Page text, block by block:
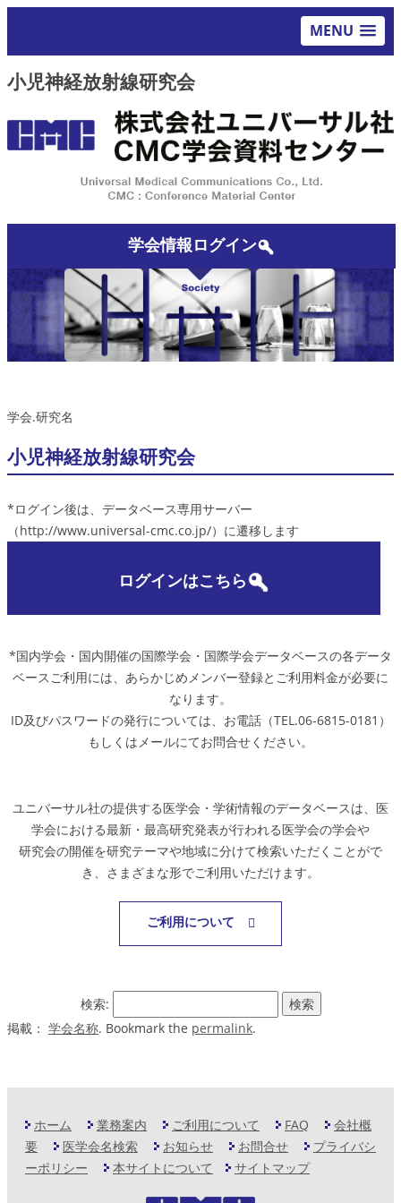
MENU
小児神経放射線研究会
学会情報ログイン
学会.研究名
小児神経放射線研究会
*ログイン後は、データベース専用サーバー
（http://www.universal-cmc.co.jp/）に遷移します
ログインはこちら
*国内学会・国内開催の国際学会・国際学会データベースの各データ
ベースご利用には、あらかじめメンバー登録とご利用料金が必要に
なります。
ID及びパスワードの発行については、お電話（TEL.06-6815-0181）
もしくはメールにてお問合せください。
ユニバーサル社の提供する医学会・学術情報のデータベースは、医
学会における最新・最高研究発表が行われる医学会の学会や
研究会の開催を研究テーマや地域に分けて検索いただくことがで
き、さまざまな形でご利用いただけます。
ご利用について
検索:
掲載： 学会名称. Bookmark the permalink.
ホーム 業務案内 ご利用について FAQ
会社概
要
医学会名検索 お知らせ お問合せ
プライバシ
ーポリシー
本サイトについて サイトマップ